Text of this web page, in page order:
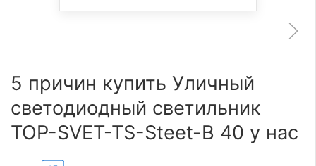
5 причин купить Уличный
светодиодный светильник
TOP-SVET-TS-Steet-B 40 у нас